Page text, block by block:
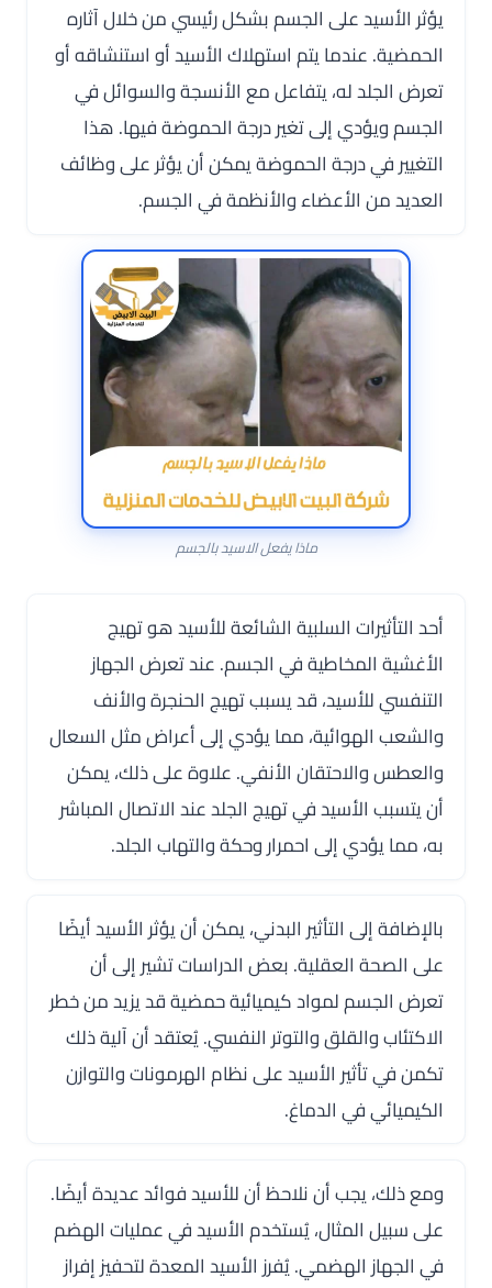
يؤثر الأسيد على الجسم بشكل رئيسي من خلال آثاره
الحمضية. عندما يتم استهلاك الأسيد أو استنشاقه أو
تعرض الجلد له، يتفاعل مع الأنسجة والسوائل في
الجسم ويؤدي إلى تغير درجة الحموضة فيها. هذا
التغيير في درجة الحموضة يمكن أن يؤثر على وظائف
العديد من الأعضاء والأنظمة في الجسم.
ماذا يفعل الاسيد بالجسم
أحد التأثيرات السلبية الشائعة للأسيد هو تهيج
الأغشية المخاطية في الجسم. عند تعرض الجهاز
التنفسي للأسيد، قد يسبب تهيج الحنجرة والأنف
والشعب الهوائية، مما يؤدي إلى أعراض مثل السعال
والعطس والاحتقان الأنفي. علاوة على ذلك، يمكن
أن يتسبب الأسيد في تهيج الجلد عند الاتصال المباشر
به، مما يؤدي إلى احمرار وحكة والتهاب الجلد.
بالإضافة إلى التأثير البدني، يمكن أن يؤثر الأسيد أيضًا
على الصحة العقلية. بعض الدراسات تشير إلى أن
تعرض الجسم لمواد كيميائية حمضية قد يزيد من خطر
الاكتئاب والقلق والتوتر النفسي. يُعتقد أن آلية ذلك
تكمن في تأثير الأسيد على نظام الهرمونات والتوازن
الكيميائي في الدماغ.
ومع ذلك، يجب أن نلاحظ أن للأسيد فوائد عديدة أيضًا.
على سبيل المثال، يُستخدم الأسيد في عمليات الهضم
في الجهاز الهضمي. يُفرز الأسيد المعدة لتحفيز إفراز